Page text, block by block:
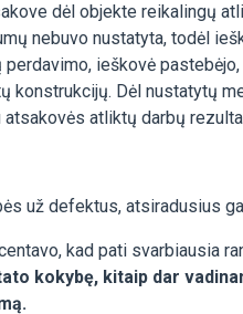
dėl objekte reikalingų
nebuvo nustatyta, todėl
ieškovė
konstrukcijų. Dėl nustatytų
atliktų darbų
už defektus, atsiradusius
kad pati svarbiausia
kokybę, kitaip dar